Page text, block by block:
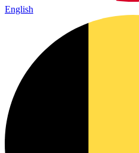
English